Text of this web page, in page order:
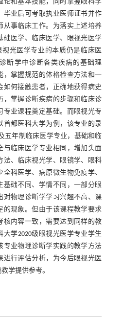
论和基本技能，同时掌握眼科学
毕业后可考取执业医师证书并作
从事临床工作。为落实上述培养
础医学、临床医学、眼视光医学
视光医学专业的本质仍是临床医
断学中诊断各类疾病的基础理
，掌握规范的体格检查方法和一
如何接触患者，正确地获得病史
，掌握诊断疾病的步骤和临床诊
专业课程奠定基础。而眼视光专
首都医科大学为例，该专业的录
五年制临床医学专业，基础和临
与临床医学专业相同，增加头面
法、临床视光学、眼镜学、眼科
科医学、病原微生物免疫学、
基础不同、学情不同，一部分眼
对物理诊断学学习兴趣不高、课
的现象。但由于该课程教学要求
核内容一致，需要达到同样的教
学2020级眼视光医学专业学生
专业物理诊断学实践的教学方法
进行评估分析，为今后眼视光医
学提供参考。